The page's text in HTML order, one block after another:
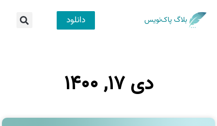
بلاگ پاک‌نویس دانلود
دی ۱۷, ۱۴۰۰